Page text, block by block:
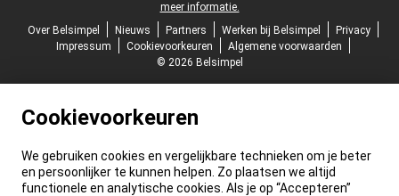
meer informatie.
Over Belsimpel
Nieuws Partners Werken bij Belsimpel
Privacy
Impressum
Cookievoorkeuren
Algemene voorwaarden
© 2026 Belsimpel
Cookievoorkeuren
We gebruiken cookies en vergelijkbare technieken om je beter
en persoonlijker te kunnen helpen. Zo plaatsen we altijd
functionele en analytische cookies. Als je op “Accepteren”